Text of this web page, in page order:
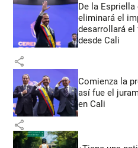
De la
eliminará el
desarrollará
desde Cali
share
Comienza la
así fue el
en Cali
share